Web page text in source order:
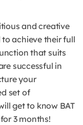
and creative
achieve their full
that suits
successful in
your
set of
get to know BAT
3 months!